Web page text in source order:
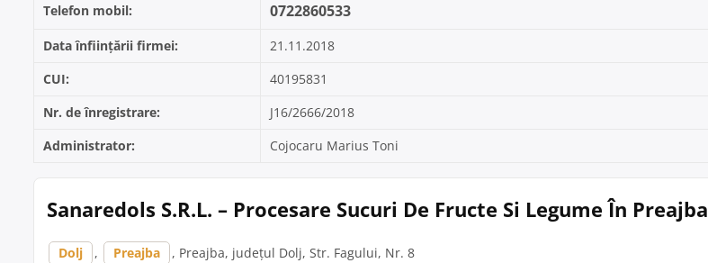
Telefon mobil: 0722860533
Data înființării firmei:
21.11.2018
CUI:
40195831
Nr. de înregistrare:
J16/2666/2018
Administrator:
Cojocaru Marius Toni
Sanaredols S.R.L. – Procesare Sucuri De Fructe Si Legume În Preajba
Dolj , Preajba , Preajba, județul Dolj, Str. Fagului, Nr. 8